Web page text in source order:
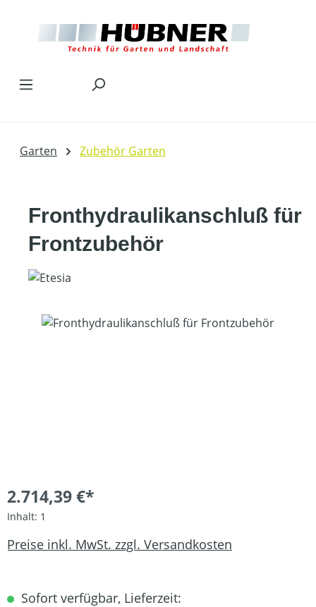
Garten Zubehör Garten
Fronthydraulikanschluß für
Frontzubehör
Bildergalerie überspringen
2.714,39 €*
Inhalt: 1
Preise inkl. MwSt. zzgl. Versandkosten
Sofort verfügbar, Lieferzeit: